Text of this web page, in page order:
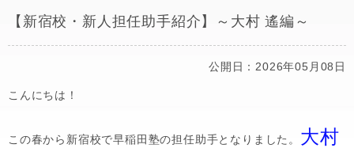
【新宿校・新人担任助手紹介】～大村 遙編～
公開日：2026年05月08日
こんにちは！
この春から新宿校で早稲田塾の担任助手となりました。 大村